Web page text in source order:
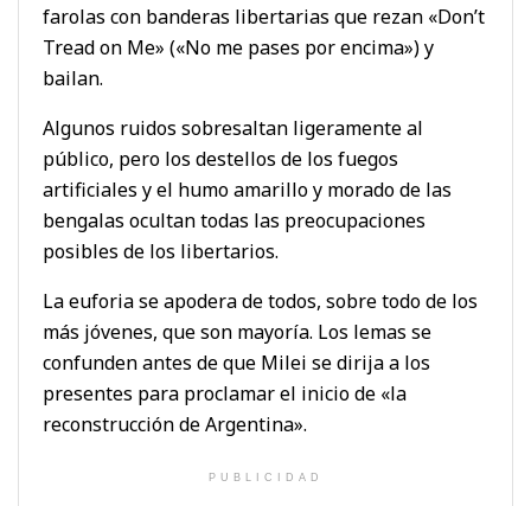
farolas con banderas libertarias que rezan «Don’t
Tread on Me» («No me pases por encima») y
bailan.
Algunos ruidos sobresaltan ligeramente al
público, pero los destellos de los fuegos
artificiales y el humo amarillo y morado de las
bengalas ocultan todas las preocupaciones
posibles de los libertarios.
La euforia se apodera de todos, sobre todo de los
más jóvenes, que son mayoría. Los lemas se
confunden antes de que Milei se dirija a los
presentes para proclamar el inicio de «la
reconstrucción de Argentina».
PUBLICIDAD